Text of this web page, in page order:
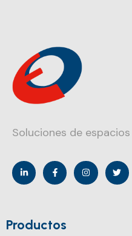
Soluciones de
Productos